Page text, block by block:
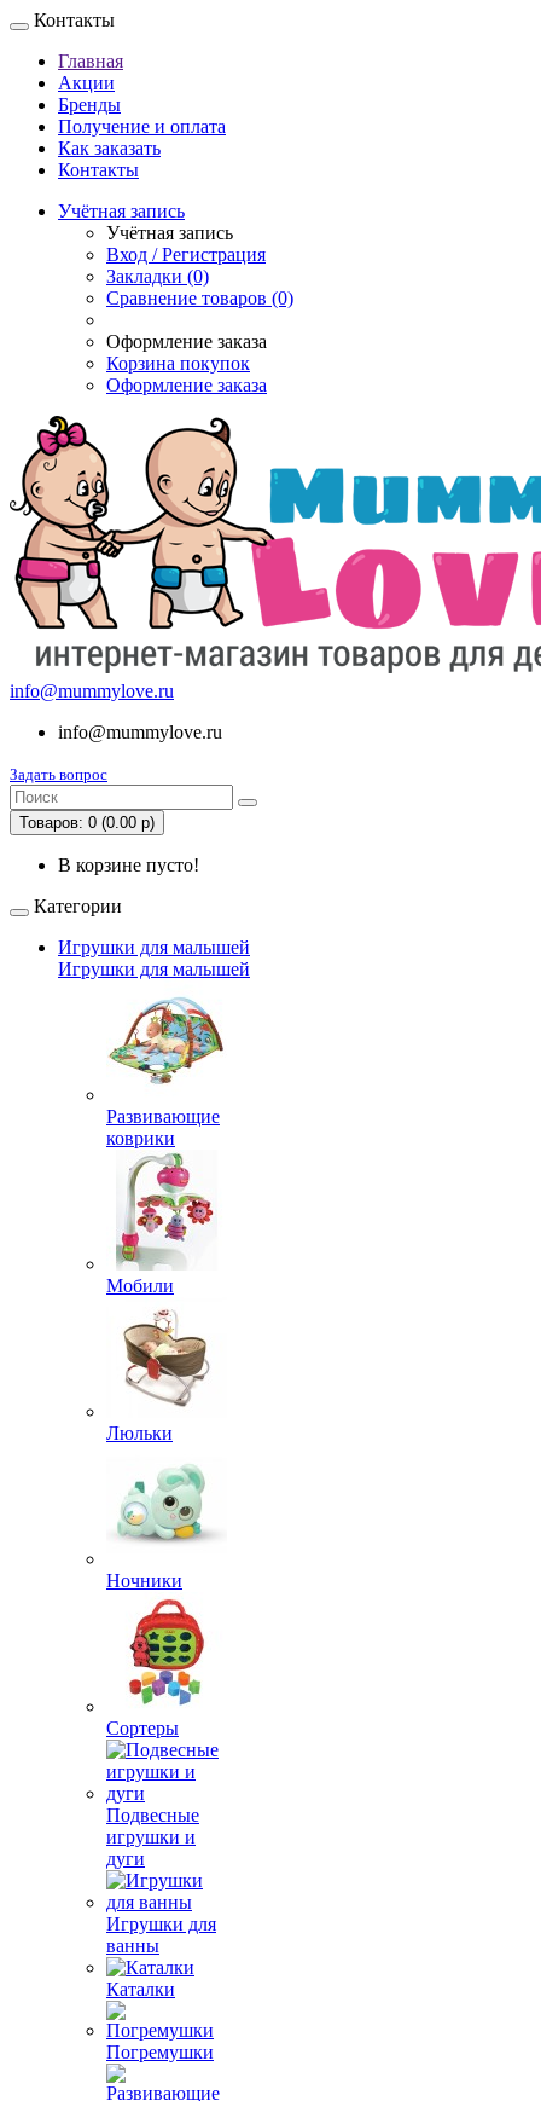
Контакты
Главная
Акции
Бренды
Получение и оплата
Как заказать
Контакты
Учётная запись
Учётная запись
Вход / Регистрация
Закладки (0)
Сравнение товаров (0)
Оформление заказа
Корзина покупок
Оформление заказа
info@mummylove.ru
info@mummylove.ru
Задать вопрос
Товаров: 0 (0.00 р)
В корзине пусто!
Категории
Игрушки для малышей
Игрушки для малышей
Развивающие
коврики
Мобили
Люльки
Ночники
Сортеры
Подвесные
игрушки и
дуги
Игрушки для
ванны
Каталки
Погремушки